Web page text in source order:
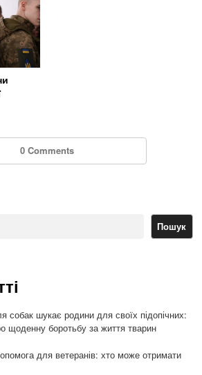
0 Comments
Пошук
собак шукає родини для своїх підопічних:
щоденну боротьбу за життя тварин
для ветеранів: хто може отримати